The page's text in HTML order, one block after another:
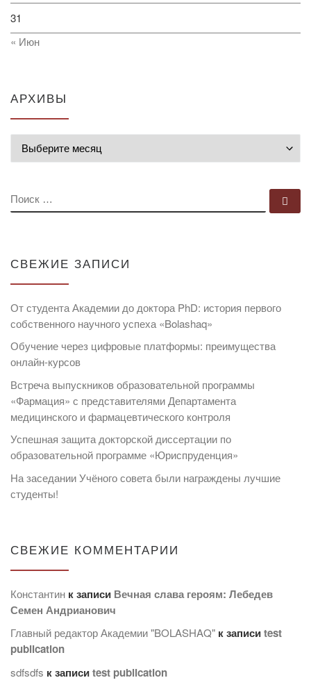
31
« Июн
АРХИВЫ
ПОИСК
СВЕЖИЕ ЗАПИСИ
От студента Академии до доктора PhD: история первого
собственного научного успеха «Bolashaq»
Обучение через цифровые платформы: преимущества
онлайн-курсов
Встреча выпускников образовательной программы
«Фармация» с представителями Департамента
медицинского и фармацевтического контроля
Успешная защита докторской диссертации по
образовательной программе «Юриспруденция»
На заседании Учёного совета были награждены лучшие
студенты!
СВЕЖИЕ КОММЕНТАРИИ
Константин к записи Вечная слава героям: Лебедев
Семен Андрианович
Главный редактор Академии "BOLASHAQ" к записиtest
publication
sdfsdfs к записиtest publication